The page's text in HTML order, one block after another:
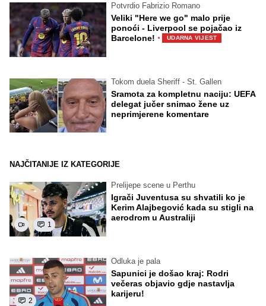
Potvrdio Fabrizio Romano
Veliki "Here we go" malo prije
ponoći - Liverpool se pojačao iz
Barcelone! · UDARNA VIJEST
Tokom duela Sheriff - St. Gallen
Sramota za kompletnu naciju: UEFA
delegat jučer snimao žene uz
neprimjerene komentare
NAJČITANIJE IZ KATEGORIJE
1
Prelijepe scene u Perthu
Igrači Juventusa su shvatili ko je
Kerim Alajbegović kada su stigli na
aerodrom u Australiji
2
Odluka je pala
Sapunici je došao kraj: Rodri
večeras objavio gdje nastavlja
karijeru!